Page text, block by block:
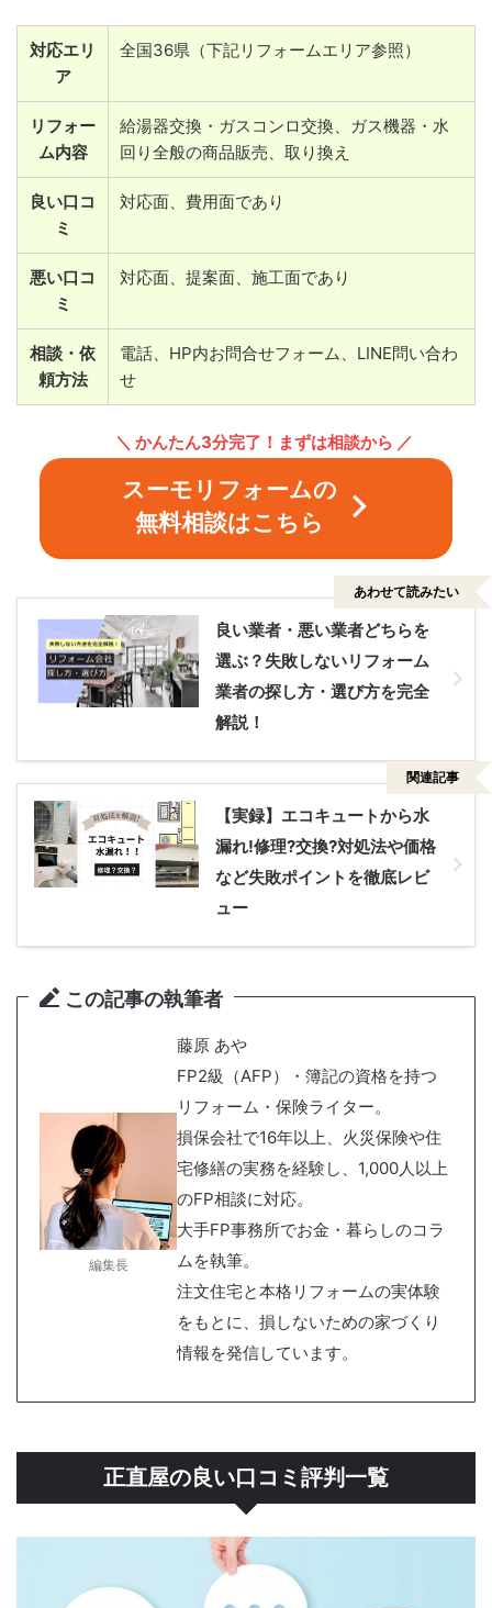
対応エリ
ア
全国36県（下記リフォームエリア参照）
リフォー
ム内容
給湯器交換・ガスコンロ交換、ガス機器・水
回り全般の商品販売、取り換え
良い口コ
ミ
対応面、費用面であり
悪い口コ
ミ
対応面、提案面、施工面であり
相談・依
頼方法
電話、HP内お問合せフォーム、LINE問い合わ
せ
＼ かんたん3分完了！まずは相談から ／
スーモリフォームの
無料相談はこちら
良い業者・悪い業者どちらを
選ぶ？失敗しないリフォーム
業者の探し方・選び方を完全
解説！
あわせて読みたい
【実録】エコキュートから水
漏れ!修理?交換?対処法や価格
など失敗ポイントを徹底レビ
ュー
関連記事
この記事の執筆者
編集長
藤原 あや
FP2級（AFP）・簿記の資格を持つ
リフォーム・保険ライター。
損保会社で16年以上、火災保険や住
宅修繕の実務を経験し、1,000人以上
のFP相談に対応。
大手FP事務所でお金・暮らしのコラ
ムを執筆。
注文住宅と本格リフォームの実体験
をもとに、損しないための家づくり
情報を発信しています。
正直屋の良い口コミ評判一覧